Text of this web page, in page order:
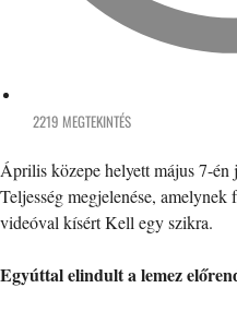
2219 MEGTEKINTÉS
Április közepe helyett május 7-
Teljesség megjelenése, amelynek
videóval kísért Kell egy szikra.
Egyúttal elindult a lemez